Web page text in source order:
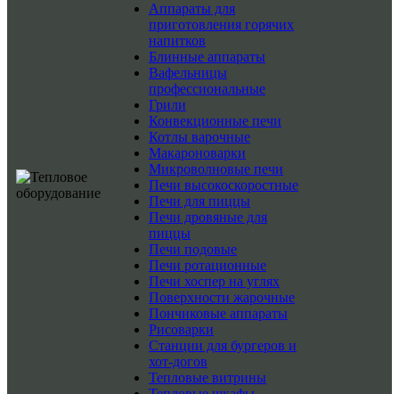
Аппараты для
приготовления горячих
напитков
Блинные аппараты
Вафельницы
профессиональные
Грили
Конвекционные печи
Котлы варочные
Макароноварки
Микроволновые печи
Печи высокоскоростные
Печи для пиццы
Печи дровяные для
пиццы
Печи подовые
Печи ротационные
Печи хоспер на углях
Поверхности жарочные
Пончиковые аппараты
Рисоварки
Станции для бургеров и
хот-догов
Тепловые витрины